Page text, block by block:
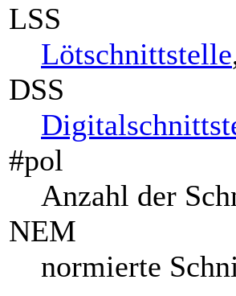
LSS
Lötschnittstelle
DSS
#pol
Anzahl der
NEM
normierte